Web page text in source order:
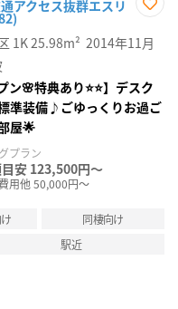
アクセス抜群エスリ
に入
り登
1K25.98m² 2014年11月
ン🌸特典あり⭐⭐】デスク
準装備♪ごゆっくりお過ご
屋🌟
プラン
安 123,500円～
用他 50,000円～
同棲向け
駅近